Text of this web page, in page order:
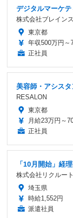
デジタルマーケ
株式会社ブレイン
東京都
年収500万円～
正社員
美容師・アシス
RESALON
東京都
月給23万円～
正社員
「10月開始」経
株式会社リクルー
埼玉県
時給1,552円
派遣社員